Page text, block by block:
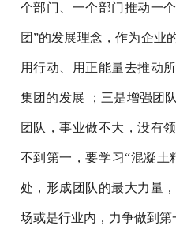
个部门、一个部门推动一
团”的发展理念，作为企业
用行动、用正能量去推动
集团的发展 ；三是增强团
团队，事业做不大，没有
不到第一，要学习“混凝土
处，形成团队的最大力量
场或是行业内，力争做到第